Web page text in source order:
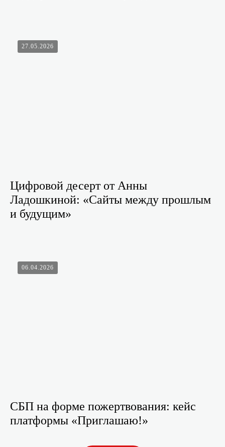
27.05.2026
Цифровой десерт от Анны
Ладошкиной: «Сайты между прошлым
и будущим»
06.04.2026
СБП на форме пожертвования: кейс
платформы «Приглашаю!»